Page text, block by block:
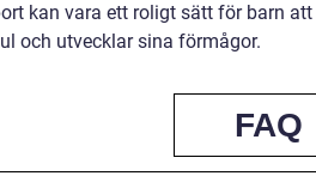
kan vara ett roligt sätt för barn
och utvecklar sina förmågor.
FAQ